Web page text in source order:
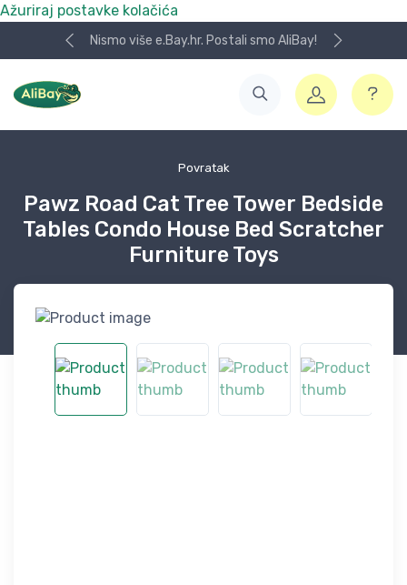
Ažuriraj postavke kolačića
Nismo više e.Bay.hr. Postali smo AliBay!
Povratak
Pawz Road Cat Tree Tower Bedside
Tables Condo House Bed Scratcher
Furniture Toys